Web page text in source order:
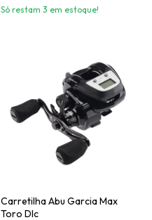
Só restam 3 em estoque!
Carretilha Abu Garcia Max
Toro Dlc